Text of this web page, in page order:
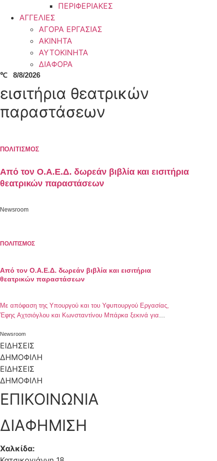
ΠΕΡΙΦΕΡΙΑΚΕΣ
ΑΓΓΕΛΙΕΣ
ΑΓΟΡΑ ΕΡΓΑΣΙΑΣ
ΑΚΙΝΗΤΑ
ΑΥΤΟΚΙΝΗΤΑ
ΔΙΑΦΟΡΑ
℃ 8/8/2026
εισιτήρια θεατρικών
παραστάσεων
ΠΟΛΙΤΙΣΜΟΣ
Από τον Ο.Α.Ε.Δ. δωρεάν βιβλία και εισιτήρια
θεατρικών παραστάσεων
Newsroom
ΠΟΛΙΤΙΣΜΟΣ
Από τον Ο.Α.Ε.Δ. δωρεάν βιβλία και εισιτήρια
θεατρικών παραστάσεων
Με απόφαση της Υπουργού και του Υφυπουργού Εργασίας,
Έφης Αχτσιόγλου και Κωνσταντίνου Μπάρκα ξεκινά για
θεατρικών παραστάσεων από τον ΟΑΕΔ σε συγκεκριμένες
κατηγορίες ανέργων και εργαζομένων. Δικαιούχοι του
προγράμματος είναι οι εργαζόμενοι με 50 ημέρες ασφάλισης
το 2018, αλλά […]
Newsroom
ΕΙΔΗΣΕΙΣ
ΔΗΜΟΦΙΛΗ
ΕΙΔΗΣΕΙΣ
ΔΗΜΟΦΙΛΗ
ΕΠΙΚΟΙΝΩΝΙΑ
ΔΙΑΦΗΜΙΣΗ
Χαλκίδα: